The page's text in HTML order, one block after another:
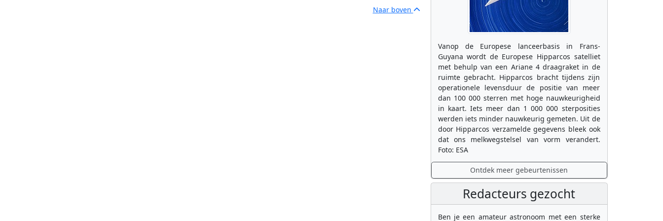
Naar boven
Vanop de Europese lanceerbasis in Frans-
Guyana wordt de Europese Hipparcos satelliet
met behulp van een Ariane 4 draagraket in de
ruimte gebracht. Hipparcos bracht tijdens zijn
operationele levensduur de positie van meer
dan 100 000 sterren met hoge nauwkeurigheid
in kaart. Iets meer dan 1 000 000 sterposities
werden iets minder nauwkeurig gemeten. Uit de
door Hipparcos verzamelde gegevens bleek ook
dat ons melkwegstelsel van vorm verandert.
Foto: ESA
Ontdek meer gebeurtenissen
Redacteurs gezocht
Ben je een amateur astronoom met een sterke